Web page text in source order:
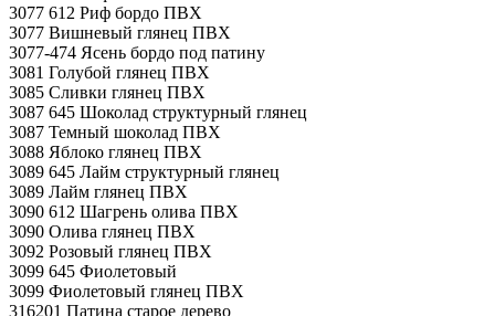
3077 612 Риф бордо ПВХ
3077 Вишневый глянец ПВХ
3077-474 Ясень бордо под патину
3081 Голубой глянец ПВХ
3085 Сливки глянец ПВХ
3087 645 Шоколад структурный глянец
3087 Темный шоколад ПВХ
3088 Яблоко глянец ПВХ
3089 645 Лайм структурный глянец
3089 Лайм глянец ПВХ
3090 612 Шагрень олива ПВХ
3090 Олива глянец ПВХ
3092 Розовый глянец ПВХ
3099 645 Фиолетовый
3099 Фиолетовый глянец ПВХ
316201 Патина старое дерево